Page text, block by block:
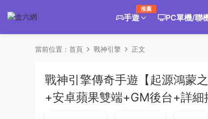
手遊
推薦
PC單機/聯
當前位置： 首頁 戰神引擎 正文
戰神引擎傳奇手遊【起源鴻蒙
+安卓蘋果雙端+GM後台+詳細